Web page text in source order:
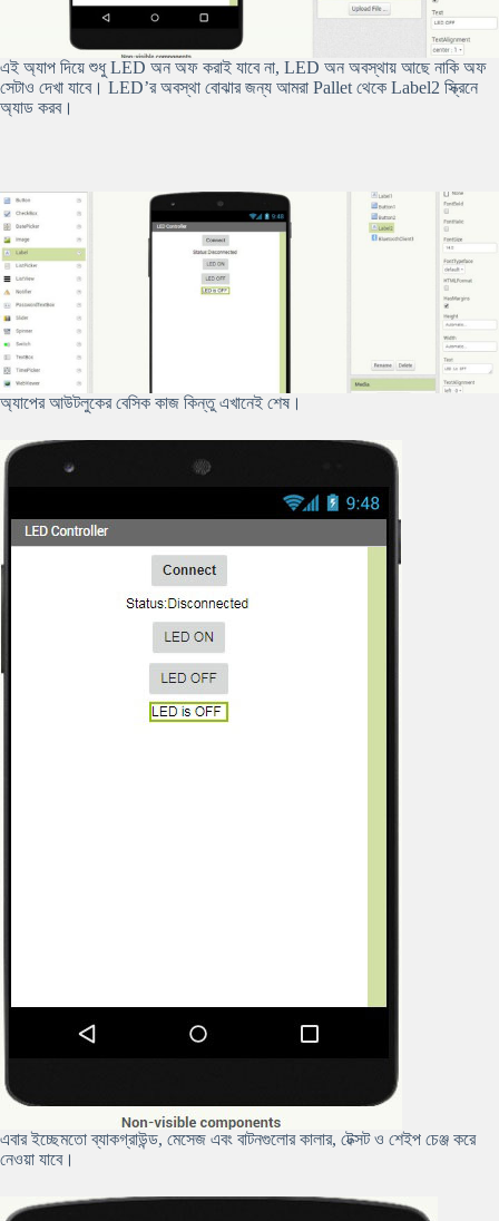
এই অ্যাপ দিয়ে শুধু LED অন অফ করাই যাবে না, LED অন অবস্থায় আছে নাকি অফ
সেটাও দেখা যাবে। LED’র অবস্থা বোঝার জন্য আমরা Pallet থেকে Label2 স্ক্রিনে
অ্যাড করব।
অ্যাপের আউটলুকের বেসিক কাজ কিন্তু এখানেই শেষ।
এবার ইচ্ছেমতো ব্যাকগ্রাউন্ড, মেসেজ এবং বাটনগুলোর কালার, টেক্সট ও শেইপ চেঞ্জ করে
নেওয়া যাবে।